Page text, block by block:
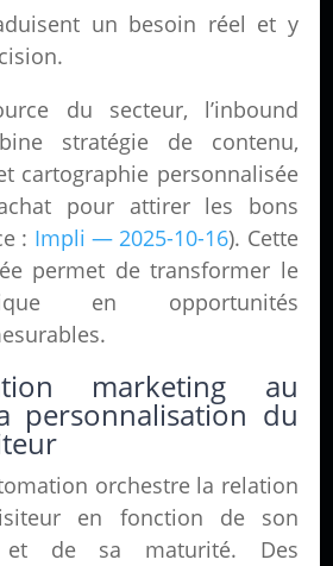
un besoin réel et y
du secteur, l’inbound
stratégie de contenu,
cartographie personnalisée
pour attirer les bons
: Impli — 2025-10-16). Cette
permet de transformer le
en opportunités
marketing au
personnalisation du
orchestre la relation
en fonction de son
et de sa maturité. Des